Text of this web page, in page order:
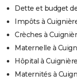
Dette et budget
Impôts à
Crèches à
Maternelle à
Hôpital à
Maternités à